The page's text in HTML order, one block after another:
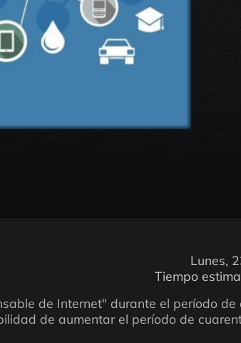
Lunes,
Tiempo
de Internet" durante el período de
de aumentar el período de